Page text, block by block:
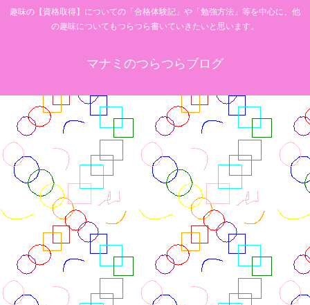
趣味の【資格取得】についての「合格体験記」や「勉強方法」等を中心に、他
の趣味についてもつらつら書いていきたいと思います。
マナミのつらつらブログ